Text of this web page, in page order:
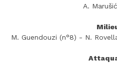
A.
M. Guendouzi (n°8) - N.